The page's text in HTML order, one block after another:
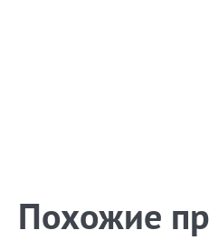
Похожие